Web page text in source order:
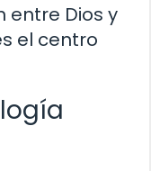
entre Dios y
el centro